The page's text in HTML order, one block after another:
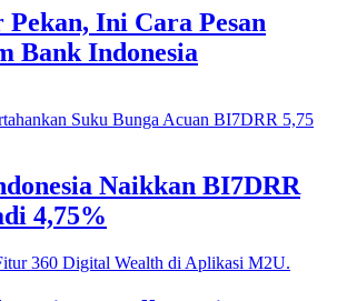
Ini Cara Pesan
Bank Indonesia
Naikkan BI7DRR
4,75%